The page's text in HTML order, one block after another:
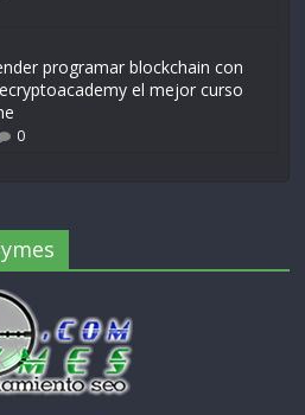
programar blockchain con
el mejor curso
0